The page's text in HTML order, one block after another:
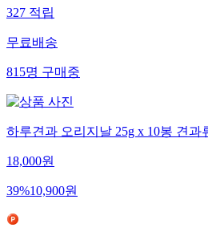
327적립
무료배송
815명구매중
하루견과 오리지날 25g x 10봉 견
18,000원
39%10,900원